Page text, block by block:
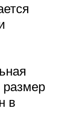
размер
в